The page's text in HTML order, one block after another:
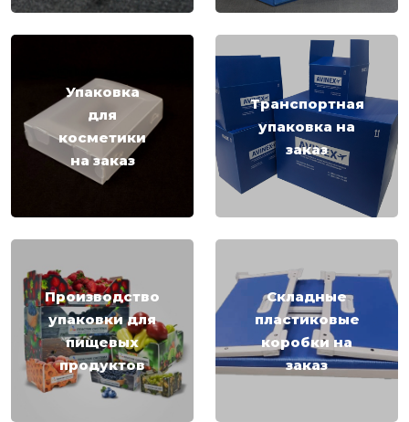
Упаковка
для
косметики
на заказ
Транспортная
упаковка на
заказ
Производство
упаковки для
пищевых
продуктов
Складные
пластиковые
коробки на
заказ